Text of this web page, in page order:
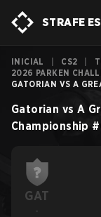
STRAFE
INICIAL CS2
2026 PARKEN
GATORIAN VS A
Gatorian vs A
Championship
GAT
-